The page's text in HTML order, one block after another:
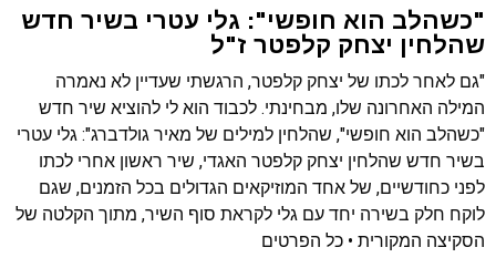
"כשהלב הוא חופשי": גלי עטרי בשיר חדש
שהלחין יצחק קלפטר ז"ל
"גם לאחר לכתו של יצחק קלפטר, הרגשתי שעדיין לא נאמרה
המילה האחרונה שלו, מבחינתי. לכבוד הוא לי להוציא שיר חדש
"כשהלב הוא חופשי", שהלחין למילים של מאיר גולדברג": גלי עטרי
בשיר חדש שהלחין יצחק קלפטר האגדי, שיר ראשון אחרי לכתו
לפני כחודשיים, של אחד המוזיקאים הגדולים בכל הזמנים, שגם
לוקח חלק בשירה יחד עם גלי לקראת סוף השיר, מתוך הקלטה של
הסקיצה המקורית • כל הפרטים